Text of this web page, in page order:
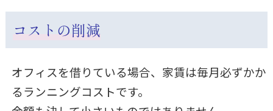
コストの削減
オフィスを借りている場合、家賃は毎月必ずかか
るランニングコストです。